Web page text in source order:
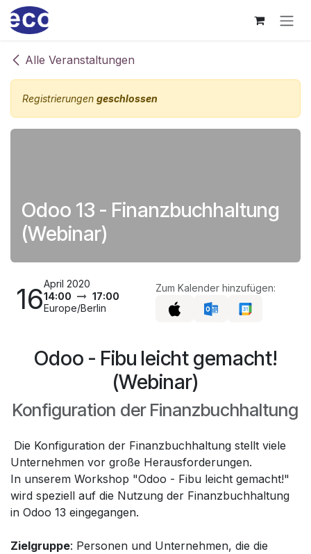
Zum Inhalt springen
Alle Veranstaltungen
Registrierungen geschlossen
Odoo 13 - Finanzbuchhaltung
(Webinar)
16April 2020
14:00
17:00
Europe/Berlin
Zum Kalender hinzufügen:
Odoo - Fibu leicht gemacht!
(Webinar)
Konfiguration der Finanzbuchhaltung
Die Konfiguration der Finanzbuchhaltung stellt viele
Unternehmen vor große Herausforderungen.
In unserem Workshop "Odoo - Fibu leicht gemacht!"
wird speziell auf die Nutzung der Finanzbuchhaltung
in Odoo 13 eingegangen.
Zielgruppe: Personen und Unternehmen, die die